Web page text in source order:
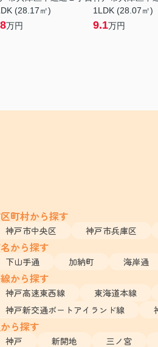
(28.17㎡)
万円
1LDK (28.07㎡)
9.1万円
町村から探す
神戸市中央区 神戸市兵庫区
から探す
下山手通 加納町 海岸通
から探す
神戸高速東西線 東海道本線
神戸新交通ポートアイランド線
ら探す
神戸 新開地 三ノ宮